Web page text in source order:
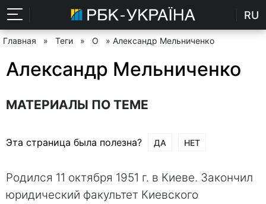
RU
Главная » Теги » О » Александр Мельниченко
Александр Мельниченко
МАТЕРИАЛЫ ПО ТЕМЕ
Эта страница была полезна? ДА НЕТ
Родился 11 октября 1951 г. в Киеве. Закончил
юридический факультет Киевского